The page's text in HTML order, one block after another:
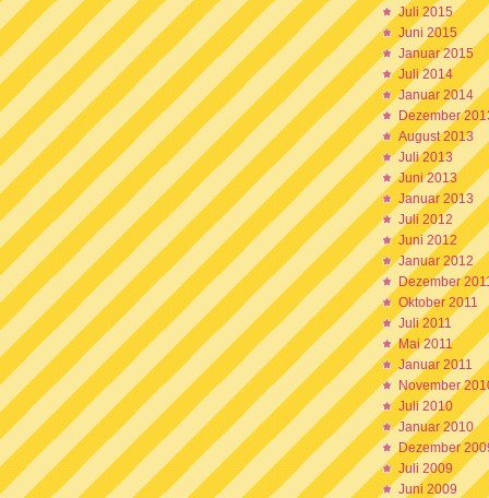
Juli 2015
Juni 2015
Januar 2015
Juli 2014
Januar 2014
Dezember
August 2013
Juli 2013
Juni 2013
Januar 2013
Juli 2012
Juni 2012
Januar 2012
Dezember
Oktober 2011
Juli 2011
Mai 2011
Januar 2011
November
Juli 2010
Januar 2010
Dezember
Juli 2009
Juni 2009